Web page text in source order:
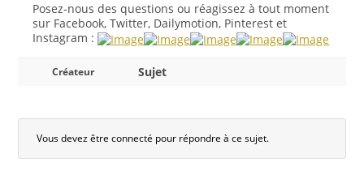
Posez-nous des questions ou réagissez à tout moment
sur Facebook, Twitter, Dailymotion, Pinterest et
Instagram :
Créateur Sujet
Vous devez être connecté pour répondre à ce sujet.